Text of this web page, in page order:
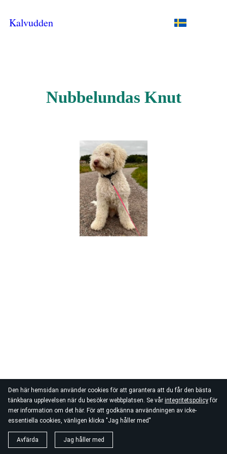
Den här hemsidan använder cookies för att garantera att du får den bästa
tänkbara upplevelsen när du besöker webbplatsen. Se vår integritetspolicyför
mer information om det här. För att godkänna användningen av icke-
essentiella cookies, vänligen klicka "Jag håller med"
Avfärda Jag håller med
Kalvudden
Nubbelundas Knut